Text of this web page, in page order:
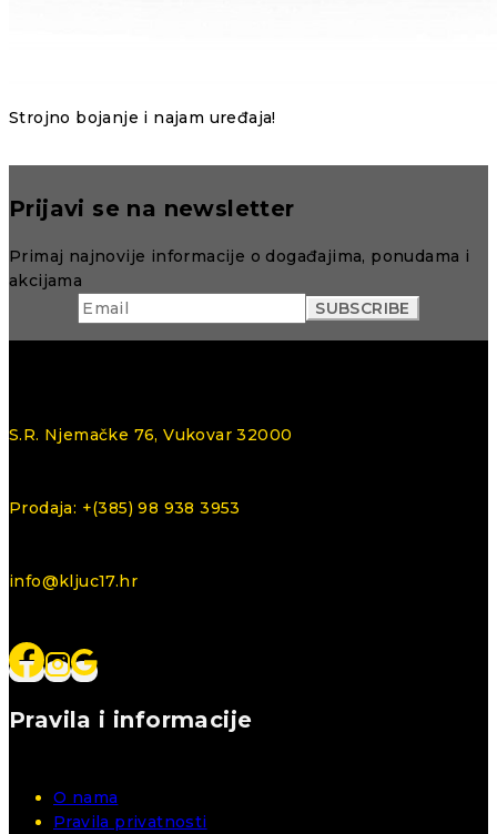
Strojno bojanje i najam uređaja!
Prijavi se na newsletter
Primaj najnovije informacije o događajima, ponudama i
akcijama
S.R. Njemačke 76, Vukovar 32000
Prodaja: +(385) 98 938 3953
info@kljuc17.hr
Pravila i informacije
O nama
Pravila privatnosti